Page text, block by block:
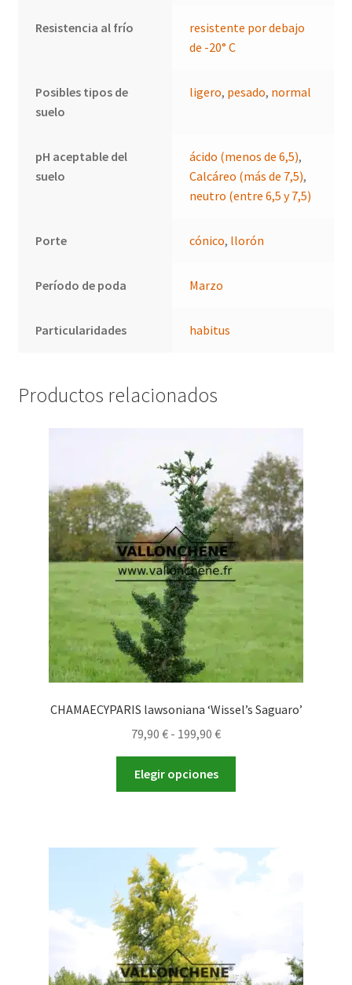
Resistencia al frío
resistente por debajo
de -20° C
Posibles tipos de
suelo
ligero, pesado, normal
pH aceptable del
suelo
ácido (menos de 6,5),
Calcáreo (más de 7,5),
neutro (entre 6,5 y 7,5)
Porte cónico, llorón
Período de poda Marzo
Particularidades habitus
Productos relacionados
CHAMAECYPARIS lawsoniana ‘Wissel’s Saguaro’
79,90 € - 199,90 €Rango
de
desde
199,90 €
Elegir opciones
variantes.
opciones
en
la